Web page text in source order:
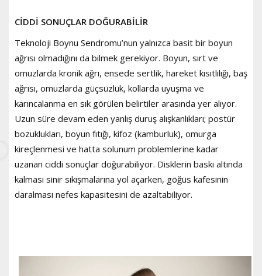
CİDDİ SONUÇLAR DOĞURABİLİR
Teknoloji Boynu Sendromu’nun yalnızca basit bir boyun
ağrısı olmadığını da bilmek gerekiyor. Boyun, sırt ve
omuzlarda kronik ağrı, ensede sertlik, hareket kısıtlılığı, baş
ağrısı, omuzlarda güçsüzlük, kollarda uyuşma ve
karıncalanma en sık görülen belirtiler arasında yer alıyor.
Uzun süre devam eden yanlış duruş alışkanlıkları; postür
bozuklukları, boyun fıtığı, kifoz (kamburluk), omurga
kireçlenmesi ve hatta solunum problemlerine kadar
uzanan ciddi sonuçlar doğurabiliyor. Disklerin baskı altında
kalması sinir sıkışmalarına yol açarken, göğüs kafesinin
daralması nefes kapasitesini de azaltabiliyor.